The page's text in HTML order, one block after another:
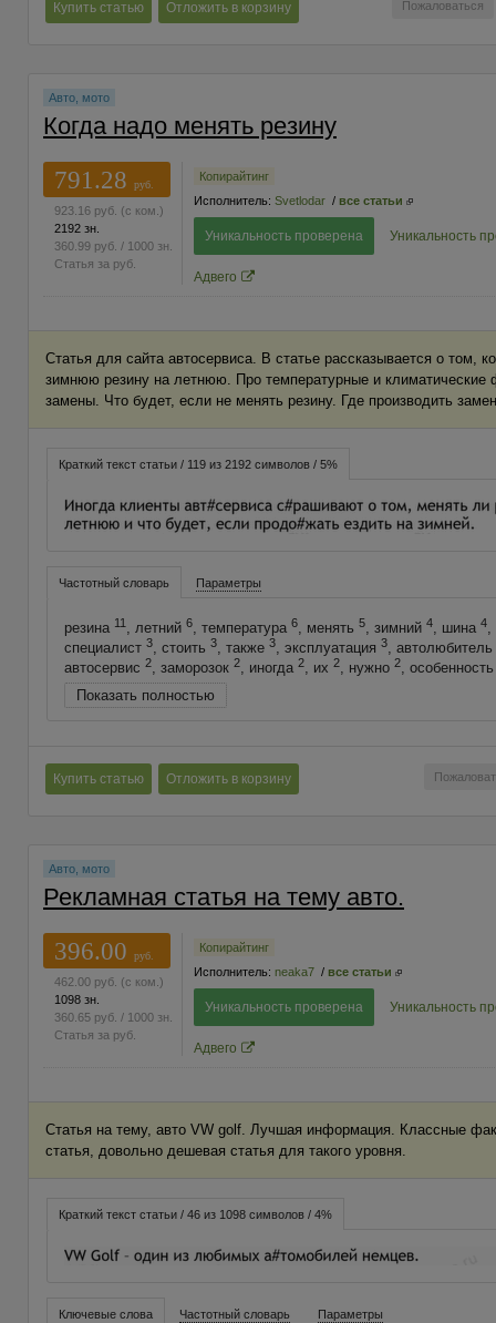
Пожаловаться
Купить статью Отложить в корзину
Авто, мото
Когда надо менять резину
791.28
руб.
923.16 руб. (с ком.)
2192 зн.
360.99 руб. / 1000 зн.
Статья за руб.
Копирайтинг
Исполнитель: Svetlodar / все статьи
Уникальность проверена Уникальность
Адвего
Статья для сайта автосервиса. В статье рассказывается о том,
зимнюю резину на летнюю. Про температурные и
замены. Что будет, если не менять резину. Где производить
Краткий текст статьи / 119 из 2192 символов / 5%
Частотный словарь Параметры
резина 11, летний 6, температура 6, менять 5, зимний 4, шина 4,
специалист 3, стоить 3, также 3, эксплуатация 3, автолюбитель
автосервис 2, заморозок 2, иногда 2, их 2, нужно 2,
Показать полностью
Купить статью Отложить в корзину
Авто, мото
Рекламная статья на тему авто.
396.00
руб.
462.00 руб. (с ком.)
1098 зн.
360.65 руб. / 1000 зн.
Статья за руб.
Копирайтинг
Исполнитель: neaka7 / все статьи
Уникальность проверена Уникальность
Адвего
Статья на тему, авто VW golf. Лучшая информация. Классные
статья, довольно дешевая статья для такого уровня.
Краткий текст статьи / 46 из 1098 символов / 4%
Ключевые слова Частотный словарь Параметры